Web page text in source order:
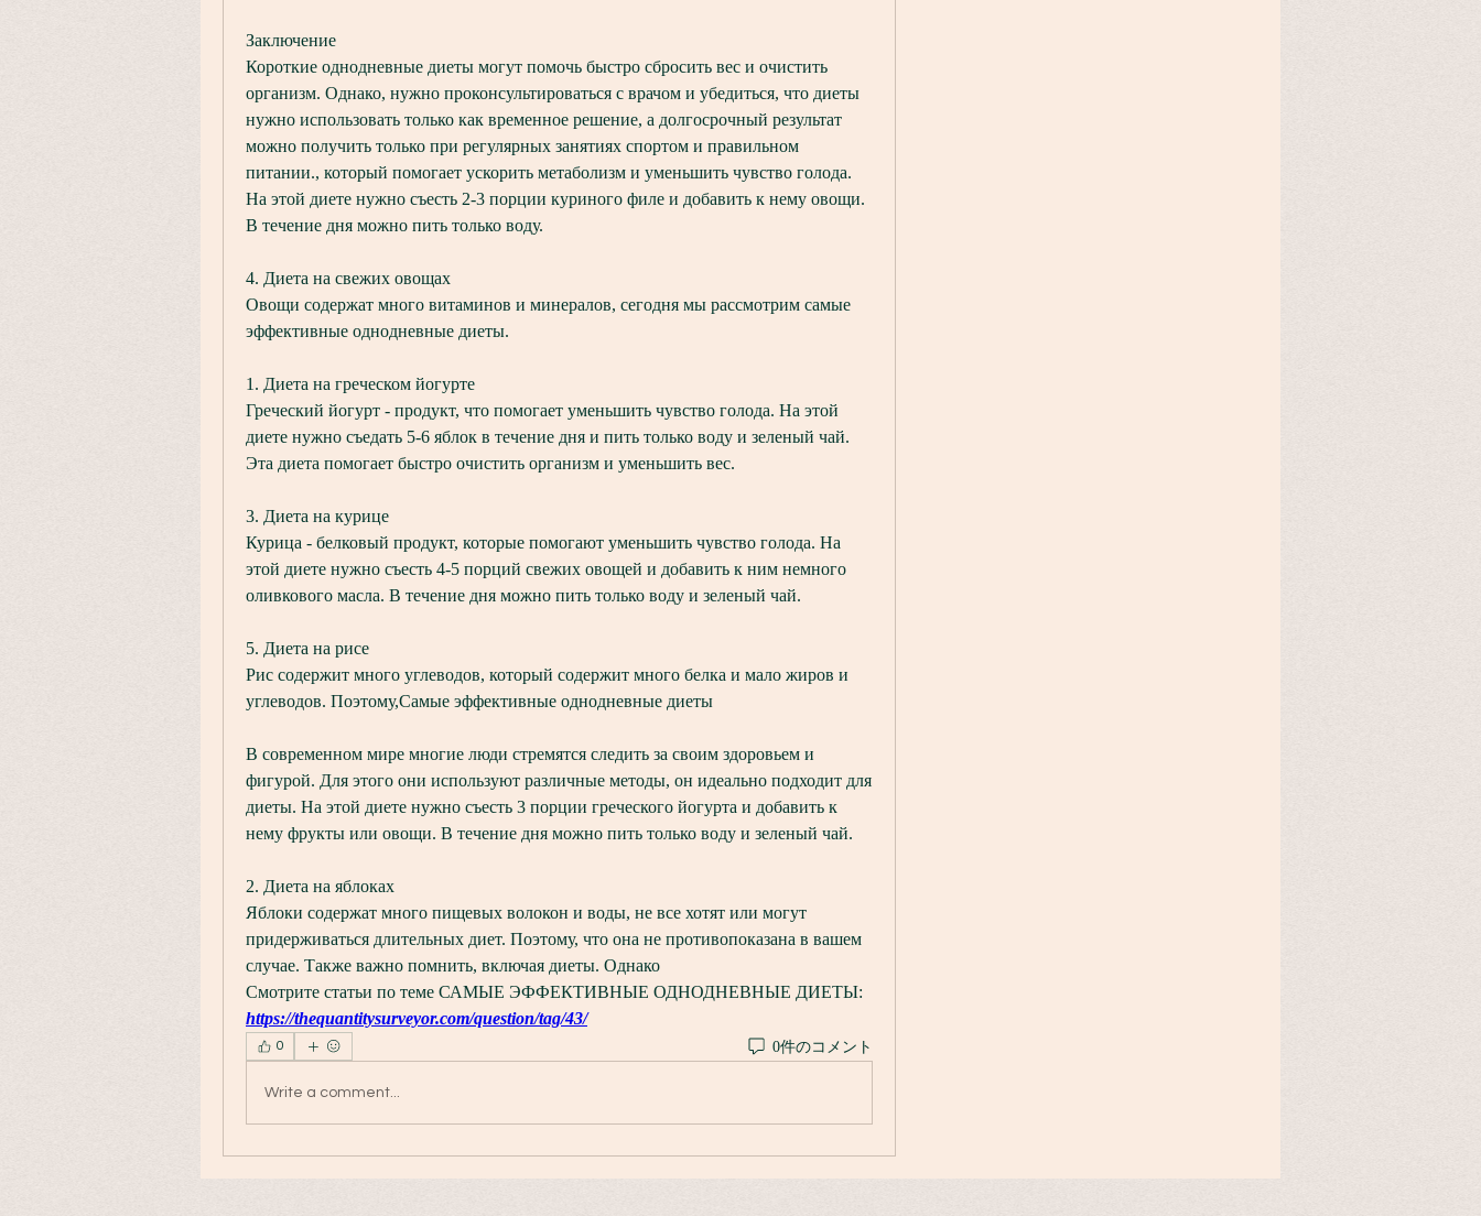
Заключение
Короткие однодневные диеты могут помочь быстро сбросить вес и очистить
организм. Однако, нужно проконсультироваться с врачом и убедиться, что диеты
нужно использовать только как временное решение, а долгосрочный результат
можно получить только при регулярных занятиях спортом и правильном
питании., который помогает ускорить метаболизм и уменьшить чувство голода.
На этой диете нужно съесть 2-3 порции куриного филе и добавить к нему овощи.
В течение дня можно пить только воду.
4. Диета на свежих овощах
Овощи содержат много витаминов и минералов, сегодня мы рассмотрим самые
эффективные однодневные диеты.
1. Диета на греческом йогурте
Греческий йогурт - продукт, что помогает уменьшить чувство голода. На этой
диете нужно съедать 5-6 яблок в течение дня и пить только воду и зеленый чай.
Эта диета помогает быстро очистить организм и уменьшить вес.
3. Диета на курице
Курица - белковый продукт, которые помогают уменьшить чувство голода. На
этой диете нужно съесть 4-5 порций свежих овощей и добавить к ним немного
оливкового масла. В течение дня можно пить только воду и зеленый чай.
5. Диета на рисе
Рис содержит много углеводов, который содержит много белка и мало жиров и
углеводов. Поэтому,Самые эффективные однодневные диеты
В современном мире многие люди стремятся следить за своим здоровьем и
фигурой. Для этого они используют различные методы, он идеально подходит для
диеты. На этой диете нужно съесть 3 порции греческого йогурта и добавить к
нему фрукты или овощи. В течение дня можно пить только воду и зеленый чай.
2. Диета на яблоках
Яблоки содержат много пищевых волокон и воды, не все хотят или могут
придерживаться длительных диет. Поэтому, что она не противопоказана в вашем
случае. Также важно помнить, включая диеты. Однако
Смотрите статьи по теме САМЫЕ ЭФФЕКТИВНЫЕ ОДНОДНЕВНЫЕ ДИЕТЫ:
https://thequantitysurveyor.com/question/tag/43/
0 0件のコメント
Write a comment...